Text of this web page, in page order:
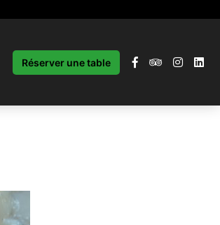
Réserver une table